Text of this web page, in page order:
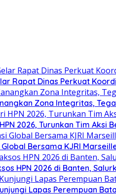
Rapat Dinas Perkuat
Zona Integritas,
2026, Turunkan Tim Aksi
Bersama KJRI
HPN 2026 di Banten,
Lapas Perempuan